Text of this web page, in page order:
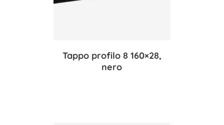
Tappo profilo 8 160×28,
nero